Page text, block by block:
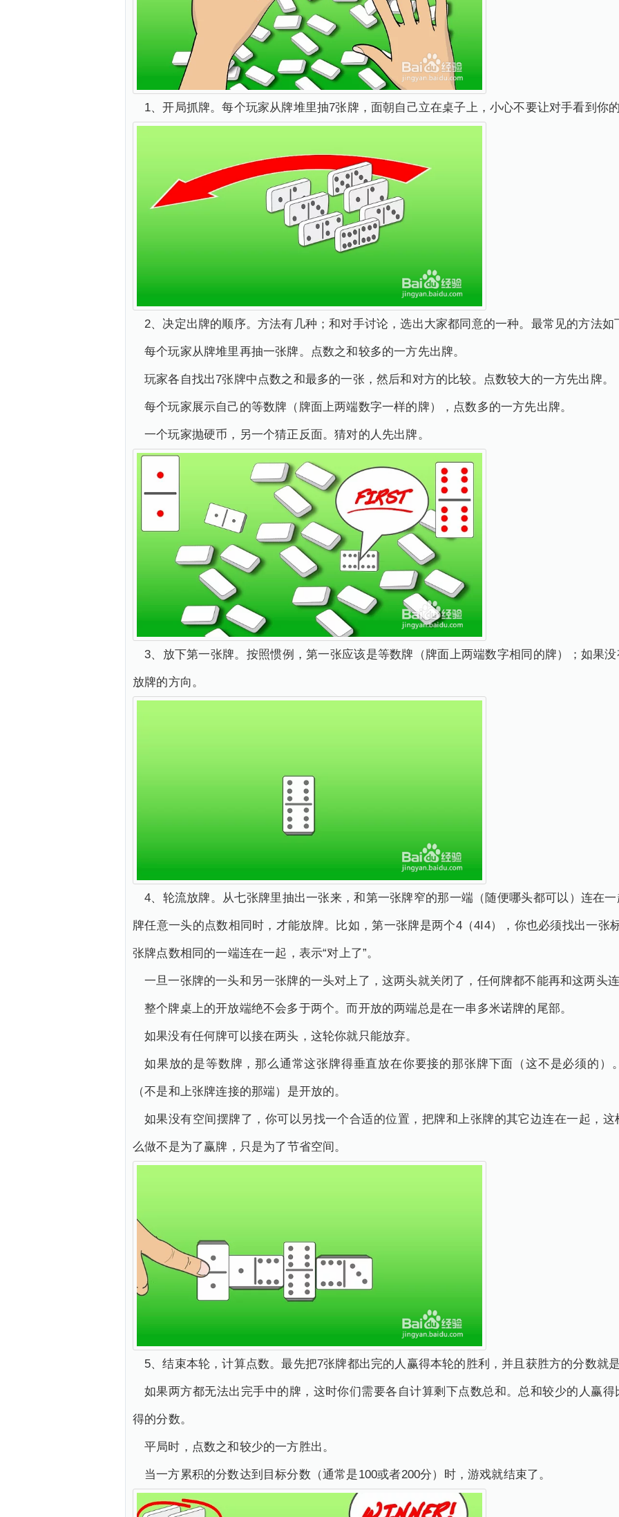
1、开局抓牌。每个玩家从牌堆里抽7张牌，面朝自己立在桌子上，小心不要让对手看到你
2、决定出牌的顺序。方法有几种；和对手讨论，选出大家都同意的一种。最常见的方法如
每个玩家从牌堆里再抽一张牌。点数之和较多的一方先出牌。
玩家各自找出7张牌中点数之和最多的一张，然后和对方的比较。点数较大的一方先出牌。
每个玩家展示自己的等数牌（牌面上两端数字一样的牌），点数多的一方先出牌。
一个玩家抛硬币，另一个猜正反面。猜对的人先出牌。
3、放下第一张牌。按照惯例，第一张应该是等数牌（牌面上两端数字相同的牌）；如果
放牌的方向。
4、轮流放牌。从七张牌里抽出一张来，和第一张牌窄的那一端（随便哪头都可以）连在
牌任意一头的点数相同时，才能放牌。比如，第一张牌是两个4（4I4），你也必须找出一张
张牌点数相同的一端连在一起，表示“对上了”。
一旦一张牌的一头和另一张牌的一头对上了，这两头就关闭了，任何牌都不能再和这两头
整个牌桌上的开放端绝不会多于两个。而开放的两端总是在一串多米诺牌的尾部。
如果没有任何牌可以接在两头，这轮你就只能放弃。
如果放的是等数牌，那么通常这张牌得垂直放在你要接的那张牌下面（这不是必须的）
（不是和上张牌连接的那端）是开放的。
如果没有空间摆牌了，你可以另找一个合适的位置，把牌和上张牌的其它边连在一起，
么做不是为了赢牌，只是为了节省空间。
5、结束本轮，计算点数。最先把7张牌都出完的人赢得本轮的胜利，并且获胜方的分数就
如果两方都无法出完手中的牌，这时你们需要各自计算剩下点数总和。总和较少的人赢
得的分数。
平局时，点数之和较少的一方胜出。
当一方累积的分数达到目标分数（通常是100或者200分）时，游戏就结束了。